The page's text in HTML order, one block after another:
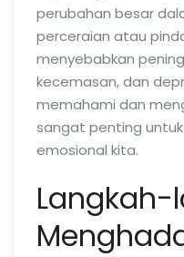
perubahan besar
perceraian atau
menyebabkan
kecemasan, dan
memahami dan
sangat penting
emosional kita.
Langkah-